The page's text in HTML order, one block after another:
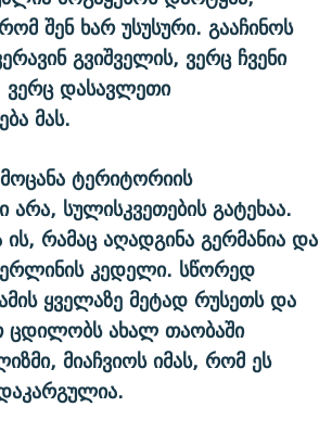
შენ ხარ უსუსური. გააჩინოს
გვიშველის, ვერც ჩვენი
დასავლეთი
მას.
ტერიტორიის
არა, სულისკვეთების გატეხაა.
ის, რამაც აღადგინა გერმანია და
კედელი. სწორედ
ყველაზე მეტად რუსეთს და
ცდილობს ახალ თაობაში
მიაჩვიოს იმას, რომ ეს